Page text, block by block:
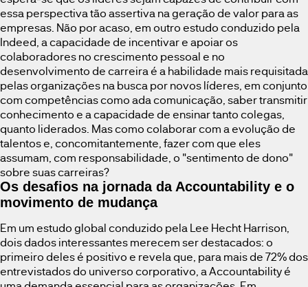
essa perspectiva tão assertiva na geração de valor para as
empresas. Não por acaso, em outro estudo conduzido pela
Indeed, a capacidade de incentivar e apoiar os
colaboradores no crescimento pessoal e no
desenvolvimento de carreira é a habilidade mais requisitada
pelas organizações na busca por novos líderes, em conjunto
com competências como ada comunicação, saber transmitir
conhecimento e a capacidade de ensinar tanto colegas,
quanto liderados. Mas como colaborar com a evolução de
talentos e, concomitantemente, fazer com que eles
assumam, com responsabilidade, o "sentimento de dono"
sobre suas carreiras?
Os desafios na jornada da Accountability e o
movimento de mudança
Em um estudo global conduzido pela Lee Hecht Harrison,
dois dados interessantes merecem ser destacados: o
primeiro deles é positivo e revela que, para mais de 72% dos
entrevistados do universo corporativo, a Accountability é